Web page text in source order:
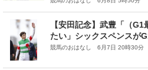
【安田記念】武豊「（
たい」シックスペンスが
競馬のおはなし 6月7日 20時30分